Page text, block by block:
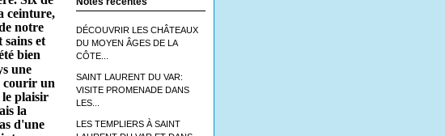
DÉCOUVRIR LES CHÂTEAUX
DU MOYEN ÂGES DE LA
CÔTE...
SAINT LAURENT DU VAR:
VISITE PROMENADE DANS
LES...
LES TEMPLIERS À SAINT
ceinture,
notre
et
bien
une
courir un
plaisir
la
d'une